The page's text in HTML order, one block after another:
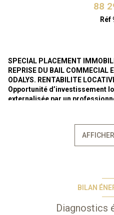
88
Réf
SPECIAL PLACEMENT
REPRISE DU BAIL COMMECIAL
ODALYS. RENTABILITE
Opportunité d’investissement
externalisée par un
jusqu'au
tacite reconduction à durée
2 semaines d'occupation
BILAN
Diagnostics